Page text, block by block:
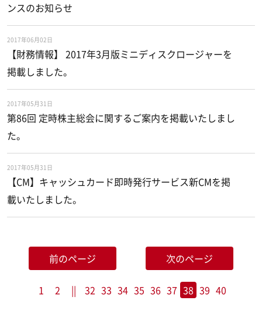
ンスのお知らせ
2017年06月02日
【財務情報】 2017年3月版ミニディスクロージャーを
掲載しました。
2017年05月31日
第86回 定時株主総会に関するご案内を掲載いたしまし
た。
2017年05月31日
【CM】キャッシュカード即時発行サービス新CMを掲
載いたしました。
前のページ
1 2 || 32 33 34 35 36 37 38 39 40
次のページ